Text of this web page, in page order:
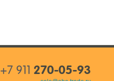
+7 911 270-05-93